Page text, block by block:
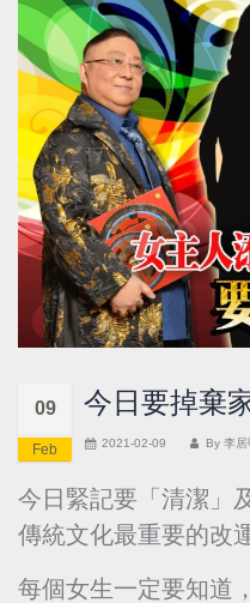
09
Feb
今日要掉棄
2021-02-09 By 李居
今日緊記要「清潔」
傳統文化最重要的改
每個女生一定要知道